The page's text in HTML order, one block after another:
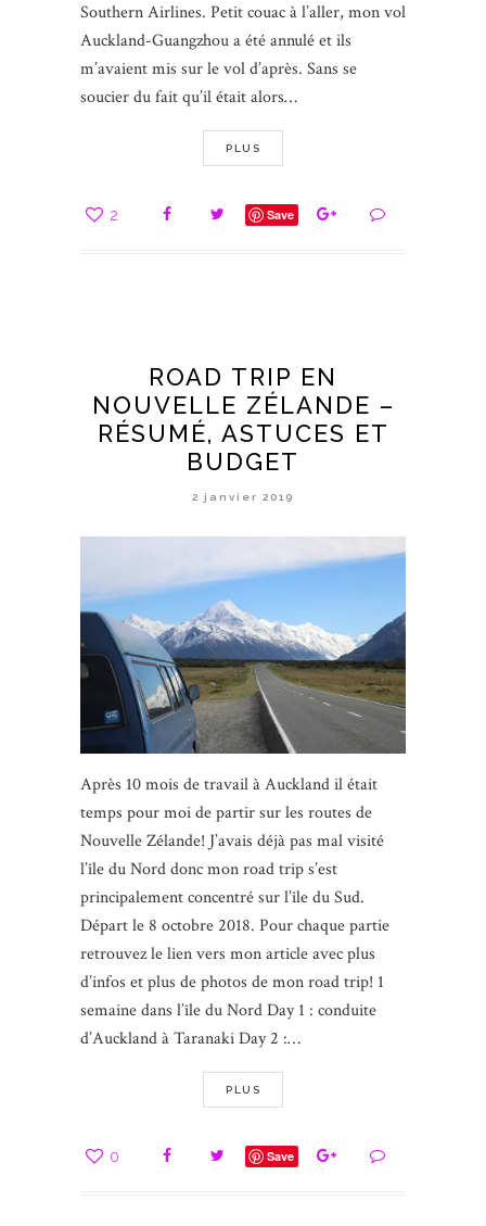
Southern Airlines. Petit couac à l’aller, mon vol
Auckland-Guangzhou a été annulé et ils
m’avaient mis sur le vol d’après. Sans se
soucier du fait qu’il était alors…
PLUS
2 Save
ROAD TRIP EN
NOUVELLE ZÉLANDE –
RÉSUMÉ, ASTUCES ET
BUDGET
2 janvier 2019
Après 10 mois de travail à Auckland il était
temps pour moi de partir sur les routes de
Nouvelle Zélande! J’avais déjà pas mal visité
l’île du Nord donc mon road trip s’est
principalement concentré sur l’île du Sud.
Départ le 8 octobre 2018. Pour chaque partie
retrouvez le lien vers mon article avec plus
d’infos et plus de photos de mon road trip! 1
semaine dans l’île du Nord Day 1 : conduite
d’Auckland à Taranaki Day 2 :…
PLUS
0 Save